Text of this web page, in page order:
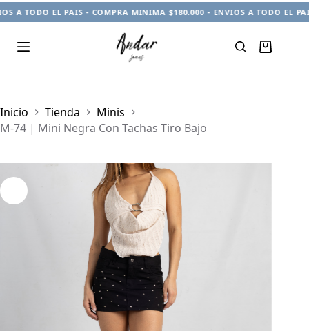
TODO EL PAIS - COMPRA MINIMA $180.000 - ENVIOS A TODO EL
Carro
Inicio
Tienda
Minis
M-74 | Mini Negra Con Tachas Tiro Bajo